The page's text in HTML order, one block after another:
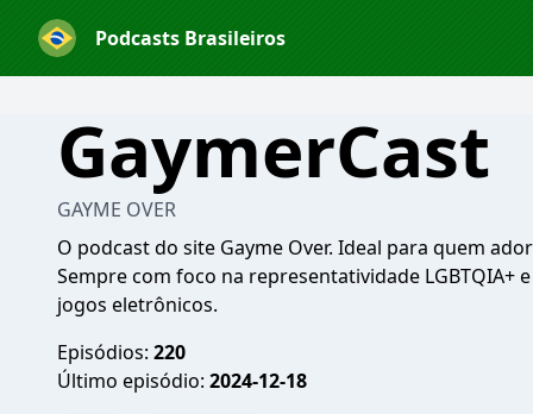
Podcasts Brasileiros
GaymerCast
GAYME OVER
O podcast do site Gayme Over. Ideal para quem
Sempre com foco na representatividade LGBTQIA+
jogos eletrônicos.
Episódios: 220
Último episódio: 2024-12-18